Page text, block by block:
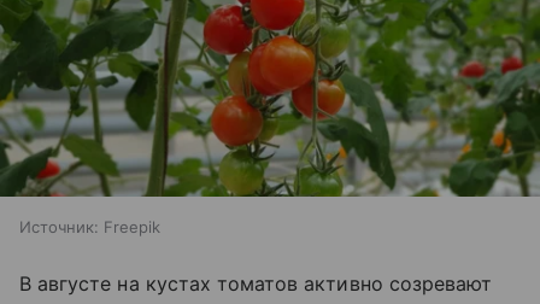
Источник: Freepik
В августе на кустах томатов активно созревают